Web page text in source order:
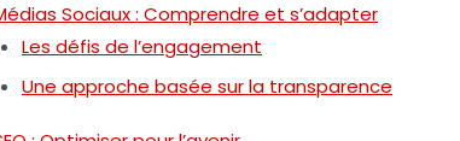
Sociaux : Comprendre et s’adapter
Les défis de l’engagement
Une approche basée sur la transparence